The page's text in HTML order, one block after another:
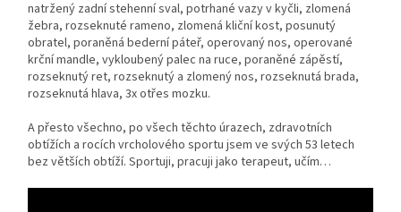
natržený zadní stehenní sval, potrhané vazy v kyčli, zlomená
žebra, rozseknuté rameno, zlomená kliční kost, posunutý
obratel, poraněná bederní páteř, operovaný nos, operované
krční mandle, vykloubený palec na ruce, poraněné zápěstí,
rozseknutý ret, rozseknutý a zlomený nos, rozseknutá brada,
rozseknutá hlava, 3x otřes mozku.
A přesto všechno, po všech těchto úrazech, zdravotních
obtížích a rocích vrcholového sportu jsem ve svých 53 letech
bez větších obtíží. Sportuji, pracuji jako terapeut, učím…